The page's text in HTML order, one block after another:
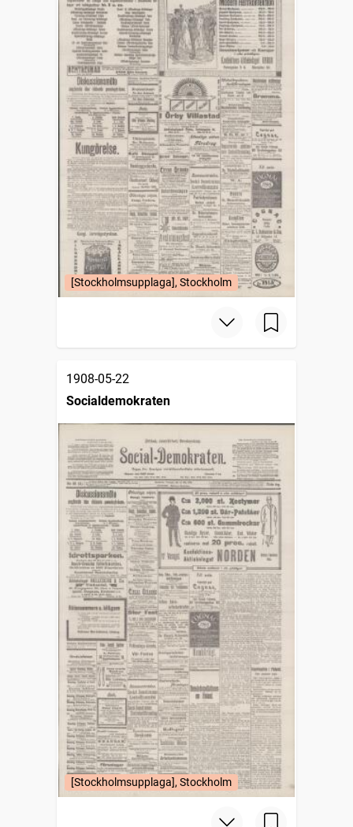
[Stockholmsupplaga], Stockholm
1908-05-22
Socialdemokraten
[Stockholmsupplaga], Stockholm